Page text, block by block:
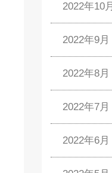
2022年10月
2022年9月
2022年8月
2022年7月
2022年6月